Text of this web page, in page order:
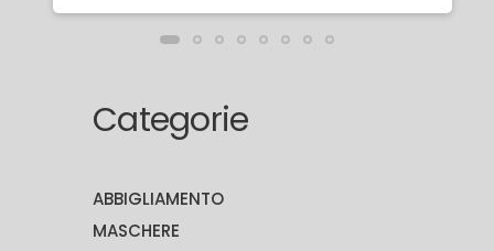
Categorie
ABBIGLIAMENTO
MASCHERE